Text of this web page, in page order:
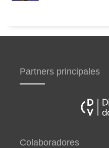
Partners principales
Colaboradores